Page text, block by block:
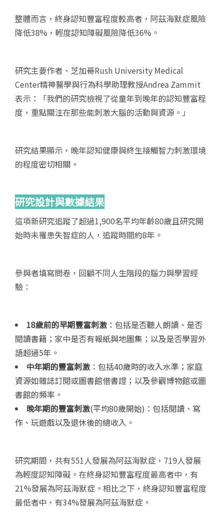
整體而言，終身認知豐富程度較高者，阿茲海默症風險
降低38%，輕度認知障礙風險降低36%。
研究主要作者、芝加哥Rush University Medical
Center精神醫學與行為科學助理教授Andrea Zammit
表示：「我們的研究檢視了從童年到晚年的認知豐富程
度，重點關注在那些能刺激大腦的活動與資源。」
研究結果顯示，晚年認知健康與終生接觸智力刺激環境
的程度密切相關。
研究設計與數據結果
這項新研究追蹤了超過1,900名平均年齡80歲且研究開
始時未罹患失智症的人，追蹤時間約8年。
參與者填寫問卷，回顧不同人生階段的腦力與學習經
驗：
18歲前的早期豐富刺激 ：包括是否聽人朗讀、是否
閱讀書籍；家中是否有報紙與地圖集；以及是否學習外
語超過5年。
中年期的豐富刺激 ：包括40歲時的收入水準；家庭
資源如雜誌訂閱或圖書館借書證；以及參觀博物館或圖
書館的頻率。
晚年期的豐富刺激(平均80歲開始)：包括閱讀、寫
作、玩遊戲以及退休後的總收入。
研究期間，共有551人發展為阿茲海默症，719人發展
為輕度認知障礙。在終身認知豐富程度最高者中，有
21%發展為阿茲海默症。相比之下，終身認知豐富程度
最低者中，有34%發展為阿茲海默症。